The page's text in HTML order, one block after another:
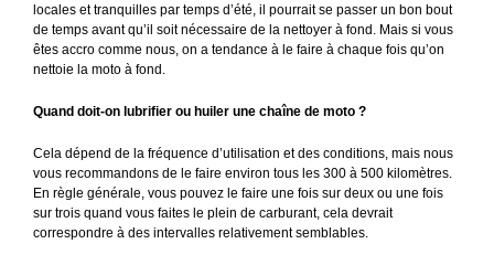
locales et tranquilles par temps d’été, il pourrait se passer un bon bout
de temps avant qu’il soit nécessaire de la nettoyer à fond. Mais si vous
êtes accro comme nous, on a tendance à le faire à chaque fois qu’on
nettoie la moto à fond.
Quand doit-on lubrifier ou huiler une chaîne de moto ?
Cela dépend de la fréquence d’utilisation et des conditions, mais nous
vous recommandons de le faire environ tous les 300 à 500 kilomètres.
En règle générale, vous pouvez le faire une fois sur deux ou une fois
sur trois quand vous faites le plein de carburant, cela devrait
correspondre à des intervalles relativement semblables.